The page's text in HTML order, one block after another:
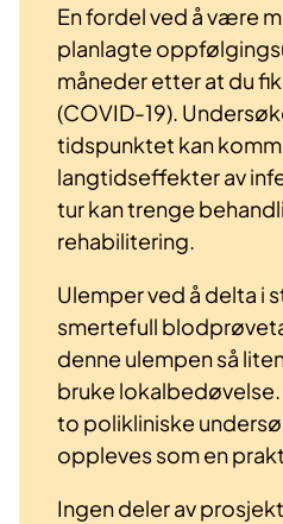
En fordel ved å være
planlagte
måneder etter at du
(COVID-19).
tidspunktet kan
langtidseffekter av
tur kan trenge
rehabilitering.
Ulemper ved å delta i
smertefull
denne ulempen så
bruke lokalbedøvelse.
to polikliniske
oppleves som en
Ingen deler av